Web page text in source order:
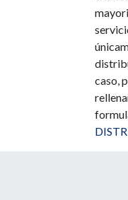
caso,